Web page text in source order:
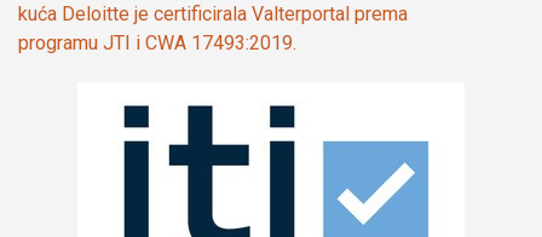
kuća Deloitte je certificirala Valterportal prema
programu JTI i CWA 17493:2019.